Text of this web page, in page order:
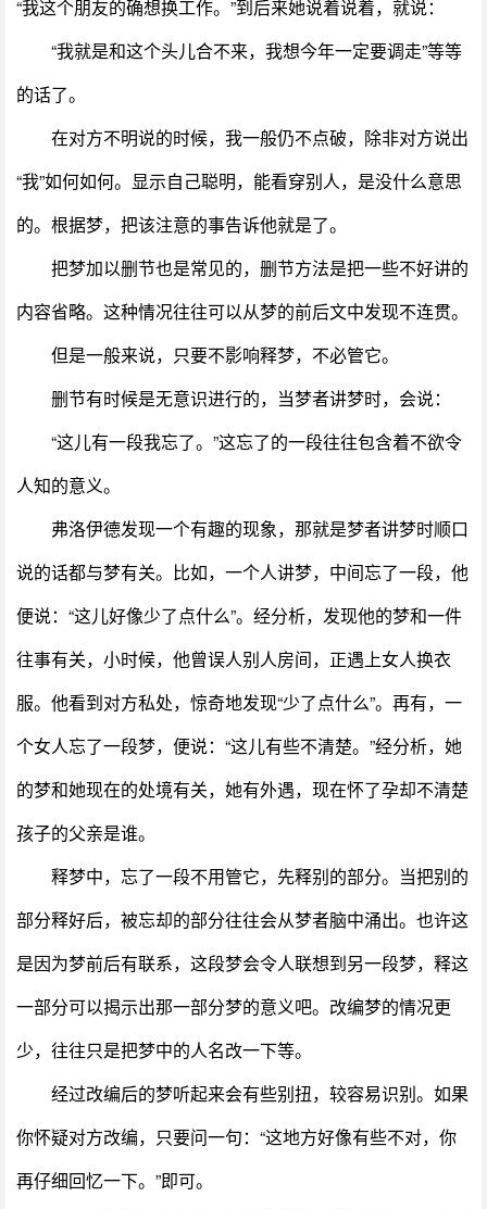
“我这个朋友的确想换工作。”到后来她说着说着，就说：
“我就是和这个头儿合不来，我想今年一定要调走”等等
的话了。
在对方不明说的时候，我一般仍不点破，除非对方说出
“我”如何如何。显示自己聪明，能看穿别人，是没什么意思
的。根据梦，把该注意的事告诉他就是了。
把梦加以删节也是常见的，删节方法是把一些不好讲的
内容省略。这种情况往往可以从梦的前后文中发现不连贯。
但是一般来说，只要不影响释梦，不必管它。
删节有时候是无意识进行的，当梦者讲梦时，会说：
“这儿有一段我忘了。”这忘了的一段往往包含着不欲令
人知的意义。
弗洛伊德发现一个有趣的现象，那就是梦者讲梦时顺口
说的话都与梦有关。比如，一个人讲梦，中间忘了一段，他
便说：“这儿好像少了点什么”。经分析，发现他的梦和一件
往事有关，小时候，他曾误人别人房间，正遇上女人换衣
服。他看到对方私处，惊奇地发现“少了点什么”。再有，一
个女人忘了一段梦，便说：“这儿有些不清楚。”经分析，她
的梦和她现在的处境有关，她有外遇，现在怀了孕却不清楚
孩子的父亲是谁。
释梦中，忘了一段不用管它，先释别的部分。当把别的
部分释好后，被忘却的部分往往会从梦者脑中涌出。也许这
是因为梦前后有联系，这段梦会令人联想到另一段梦，释这
一部分可以揭示出那一部分梦的意义吧。改编梦的情况更
少，往往只是把梦中的人名改一下等。
经过改编后的梦听起来会有些别扭，较容易识别。如果
你怀疑对方改编，只要问一句：“这地方好像有些不对，你
再仔细回忆一下。”即可。